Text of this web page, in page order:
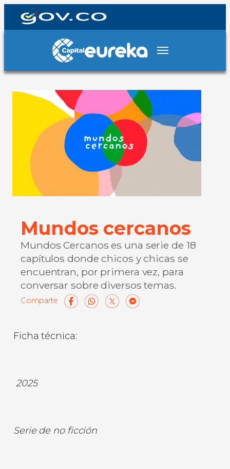
Mundos cercanos
Mundos Cercanos es una serie de 18
capítulos donde chicos y chicas se
encuentran, por primera vez, para
conversar sobre diversos temas.
Facebook
WhatsApp
X
Ficha técnica:
2025
Serie de no ficción